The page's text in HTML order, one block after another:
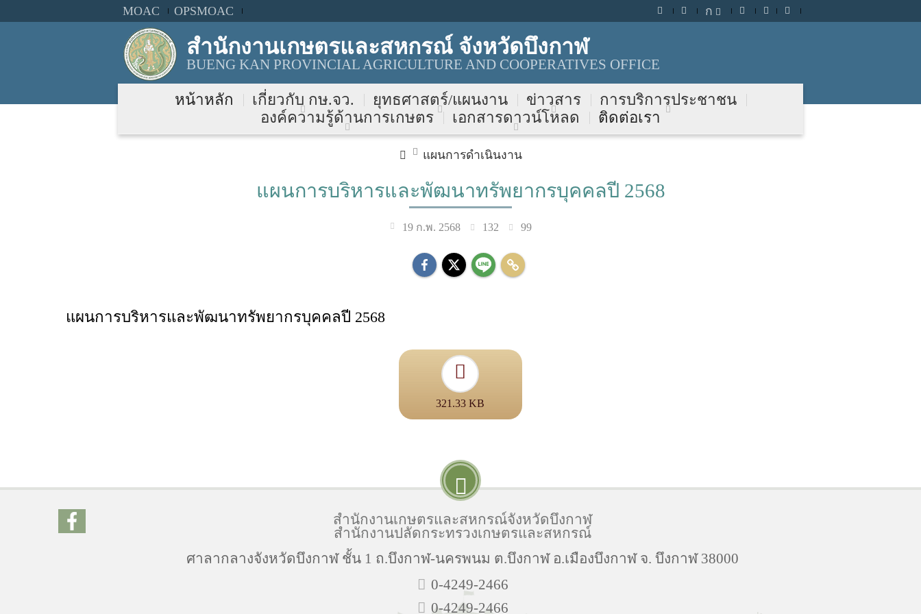
MOAC OPSMOAC ก
สำนักงานเกษตรและสหกรณ์ จังหวัดบึงกาฬ
BUENG KAN PROVINCIAL AGRICULTURE AND COOPERATIVES OFFICE
หน้าหลัก เกี่ยวกับ กษ.จว. ยุทธศาสตร์/แผนงาน ข่าวสาร
การบริการประชาชน
องค์ความรู้ด้านการเกษตร
เอกสารดาวน์โหลด ติดต่อเรา
แผนการดำเนินงาน
แผนการบริหารและพัฒนาทรัพยากรบุคคลปี 2568
19 ก.พ. 2568 132 99
แผนการบริหารและพัฒนาทรัพยากรบุคคลปี 2568
321.33 KB
สำนักงานเกษตรและสหกรณ์จังหวัดบึงกาฬ
สำนักงานปลัดกระทรวงเกษตรและสหกรณ์
ศาลากลางจังหวัดบึงกาฬ ชั้น 1 ถ.บึงกาฬ-นครพนม ต.บึงกาฬ อ.เมืองบึงกาฬ จ. บึงกาฬ 38000
0-4249-2466
0-4249-2466